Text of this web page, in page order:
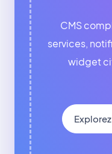
CMS
services,
widget